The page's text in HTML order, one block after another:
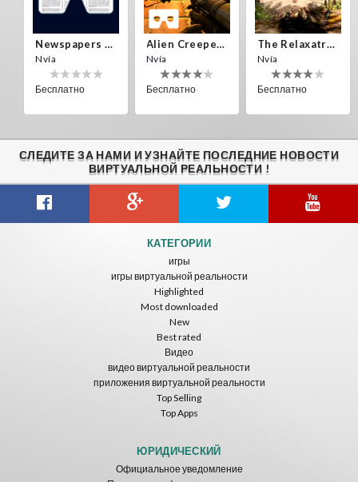
Newspapers Spain VR
Nvía
Бесплатно
Alien Creepers VR
Nvía
Бесплатно
The Relaxatron
Nvía
Бесплатно
Бесплатно
Nvía
СЛЕДИТЕ ЗА НАМИ И УЗНАЙТЕ ПОСЛЕДНИЕ НОВОСТИ
ВИРТУАЛЬНОЙ РЕАЛЬНОСТИ !
КАТЕГОРИИ
игры
игры виртуальной реальности
Highlighted
Most downloaded
New
Best rated
Видео
видео виртуальной реальности
приложения виртуальной реальности
Top Selling
Top Apps
ЮРИДИЧЕСКИЙ
Официальное уведомление